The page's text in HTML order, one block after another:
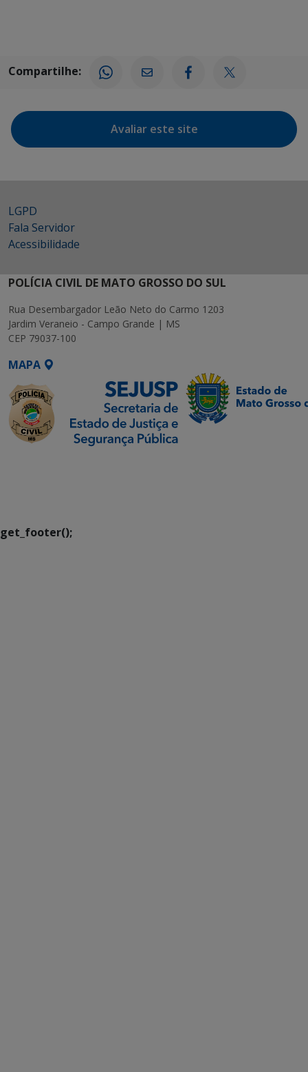
Compartilhe:
Avaliar este site
LGPD
Fala Servidor
Acessibilidade
POLÍCIA CIVIL DE MATO GROSSO DO SUL
Rua Desembargador Leão Neto do Carmo 1203
Jardim Veraneio - Campo Grande | MS
CEP 79037-100
MAPA
get_footer();